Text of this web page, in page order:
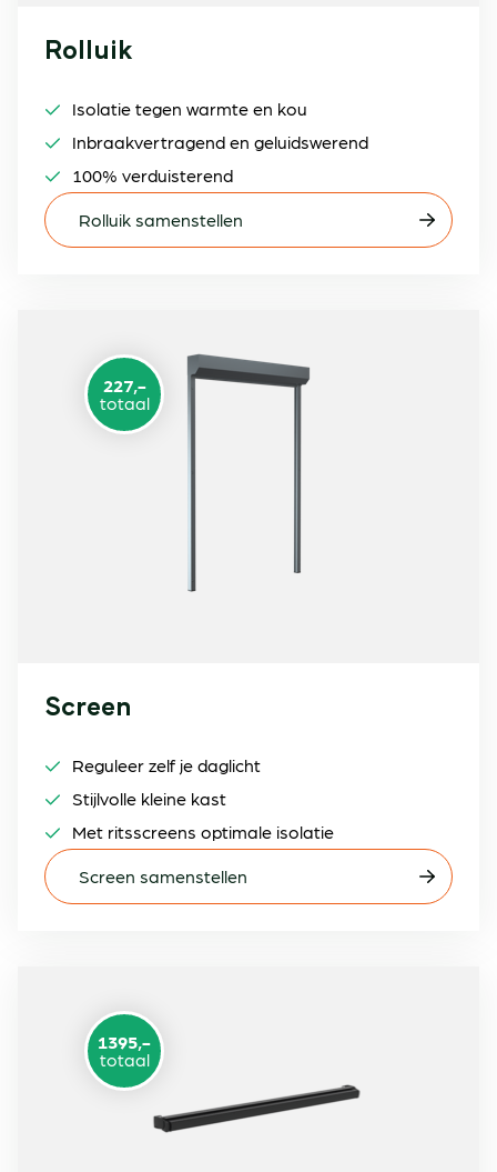
Rolluik
Isolatie tegen warmte en kou
Inbraakvertragend en geluidswerend
100% verduisterend
Rolluik samenstellen
totaal
227,-
Screen
Reguleer zelf je daglicht
Stijlvolle kleine kast
Met ritsscreens optimale isolatie
Screen samenstellen
totaal
1395,-